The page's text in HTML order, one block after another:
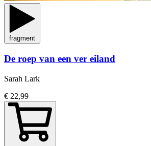
fragment
De roep van een ver eiland
Sarah Lark
€ 22,99